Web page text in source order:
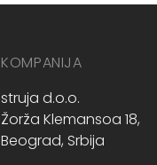
KOMPANIJA
struja d.o.o.
Žorža Klemansoa 18,
Beograd, Srbija